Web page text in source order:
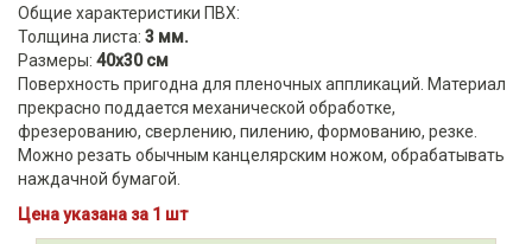
Общие характеристики ПВХ:
Толщина листа: 3 мм.
Размеры: 40х30 см
Поверхность пригодна для пленочных аппликаций. Материал
прекрасно поддается механической обработке,
фрезерованию, сверлению, пилению, формованию, резке.
Можно резать обычным канцелярским ножом, обрабатывать
наждачной бумагой.
Цена указана за 1 шт